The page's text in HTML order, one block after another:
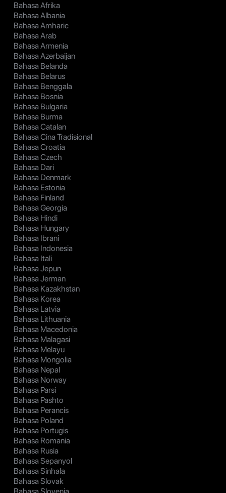
Bahasa Afrika
Bahasa Albania
Bahasa Amharic
Bahasa Arab
Bahasa Armenia
Bahasa Azerbaijan
Bahasa Belanda
Bahasa Belarus
Bahasa Benggala
Bahasa Bosnia
Bahasa Bulgaria
Bahasa Burma
Bahasa Catalan
Bahasa Cina Tradisional
Bahasa Croatia
Bahasa Czech
Bahasa Dari
Bahasa Denmark
Bahasa Estonia
Bahasa Finland
Bahasa Georgia
Bahasa Hindi
Bahasa Hungary
Bahasa Ibrani
Bahasa Indonesia
Bahasa Itali
Bahasa Jepun
Bahasa Jerman
Bahasa Kazakhstan
Bahasa Korea
Bahasa Latvia
Bahasa Lithuania
Bahasa Macedonia
Bahasa Malagasi
Bahasa Melayu
Bahasa Mongolia
Bahasa Nepal
Bahasa Norway
Bahasa Parsi
Bahasa Pashto
Bahasa Perancis
Bahasa Poland
Bahasa Portugis
Bahasa Romania
Bahasa Rusia
Bahasa Sepanyol
Bahasa Sinhala
Bahasa Slovak